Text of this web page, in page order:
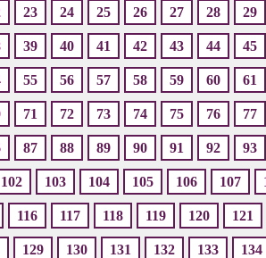
23 24 25 26 27 28 29
39 40 41 42 43 44 45
55 56 57 58 59 60 61
71 72 73 74 75 76 77
87 88 89 90 91 92 93
102 103 104 105 106 107
116 117 118 119 120 121
129 130 131 132 133 134